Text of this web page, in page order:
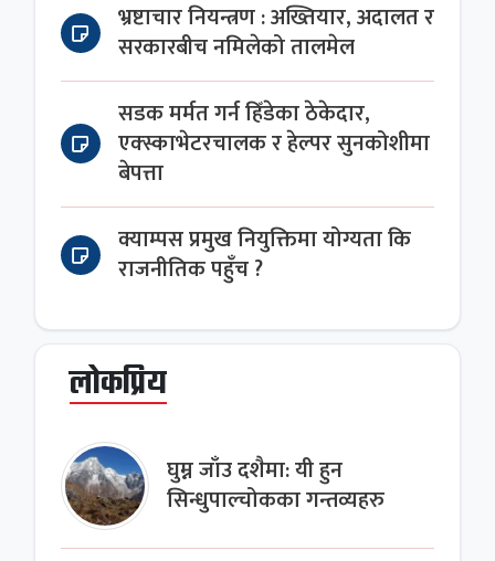
भ्रष्टाचार नियन्त्रण : अख्तियार, अदालत र
सरकारबीच नमिलेको तालमेल
सडक मर्मत गर्न हिँडेका ठेकेदार,
एक्स्काभेटरचालक र हेल्पर सुनकोशीमा
बेपत्ता
क्याम्पस प्रमुख नियुक्तिमा योग्यता कि
राजनीतिक पहुँच ?
लोकप्रिय
घुम्न जाँउ दशैमा: यी हुन
सिन्धुपाल्चोकका गन्तव्यहरु